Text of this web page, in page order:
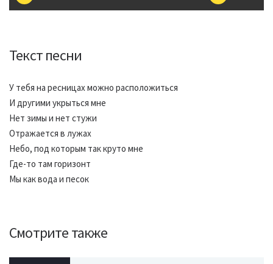
Текст песни
У тебя на ресницах можно расположиться
И другими укрыться мне
Нет зимы и нет стужи
Отражается в лужах
Небо, под которым так круто мне
Где-то там горизонт
Мы как вода и песок
Смотрите также